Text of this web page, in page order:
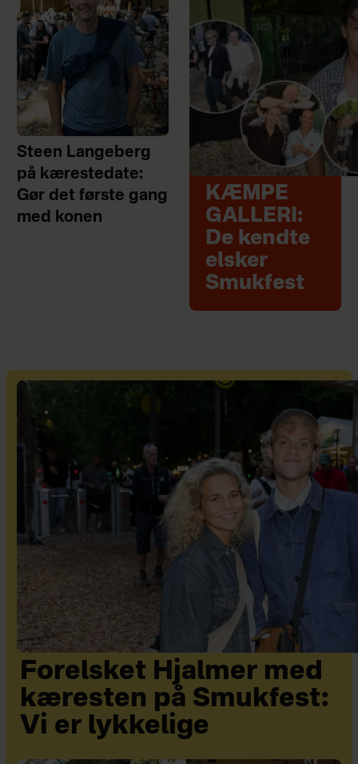
Steen Langeberg
på kærestedate:
Gør det første gang
med konen
KÆMPE
GALLERI:
De kendte
elsker
Smukfest
Forelsket Hjalmer med
kæresten på Smukfest:
Vi er lykkelige